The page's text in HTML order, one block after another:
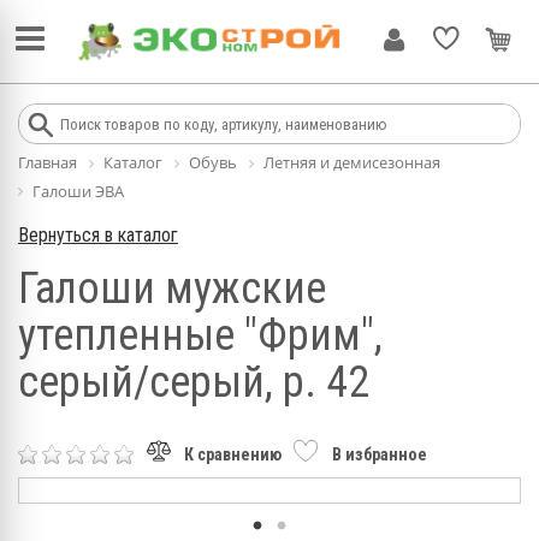
Главная Каталог Обувь
Летняя и демисезонная
Галоши ЭВА
Вернуться в каталог
Галоши мужские
утепленные "Фрим",
серый/серый, р. 42
К сравнению В избранное